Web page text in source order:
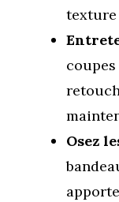
texture
Osez